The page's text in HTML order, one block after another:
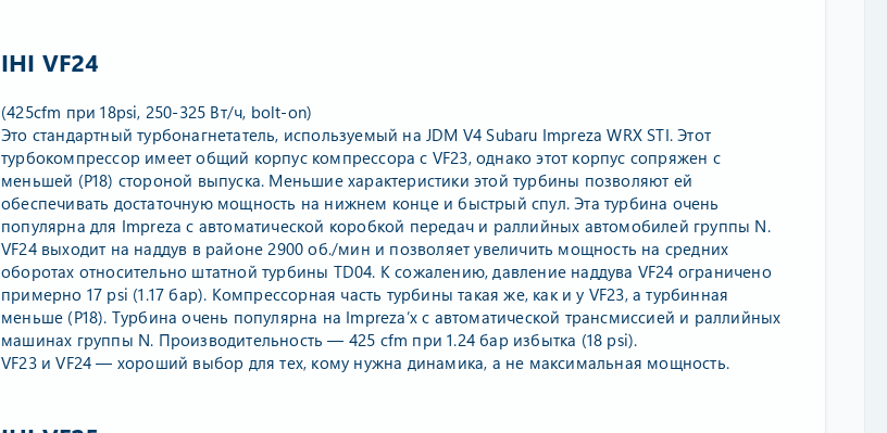
IHI VF24
(425cfm при 18psi, 250-325 Вт/ч, bolt-on)
Это стандартный турбонагнетатель, используемый на JDM V4 Subaru Impreza WRX STI. Этот
турбокомпрессор имеет общий корпус компрессора с VF23, однако этот корпус сопряжен с
меньшей (P18) стороной выпуска. Меньшие характеристики этой турбины позволяют ей
обеспечивать достаточную мощность на нижнем конце и быстрый спул. Эта турбина очень
популярна для Impreza с автоматической коробкой передач и раллийных автомобилей группы N.
VF24 выходит на наддув в районе 2900 об./мин и позволяет увеличить мощность на средних
оборотах относительно штатной турбины TD04. К сожалению, давление наддува VF24 ограничено
примерно 17 psi (1.17 бар). Компрессорная часть турбины такая же, как и у VF23, а турбинная
меньше (P18). Турбина очень популярна на Impreza’х с автоматической трансмиссией и раллийных
машинах группы N. Производительность — 425 cfm при 1.24 бар избытка (18 psi).
VF23 и VF24 — хороший выбор для тех, кому нужна динамика, а не максимальная мощность.